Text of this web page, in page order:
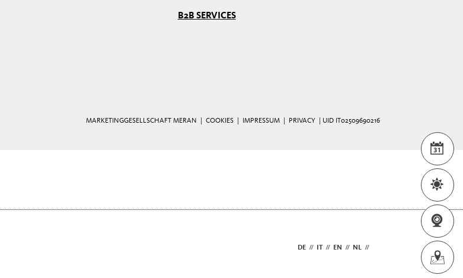
B2B SERVICES
MARKETINGGESELLSCHAFT MERAN | COOKIES IMPRESSUM PRIVACY | UID IT02509690216
DE // IT // EN // NL //